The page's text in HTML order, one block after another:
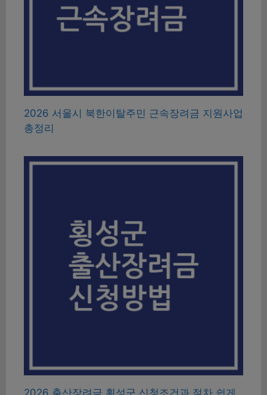
2026 서울시 북한이탈주민 근속장려금 지원사업
총정리
2026 출산장려금 횡성군 신청조건과 절차 쉽게